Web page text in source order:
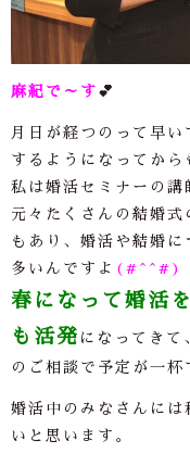
麻紀で～す 💕
月日が経つのって早
するようになってから
私は婚活セミナーの講
元々たくさんの結婚式
もあり、婚活や結婚
多いんですよ (#^^#)
春になって婚活
も活発 になってきて
のご相談で予定が一杯
婚活中のみなさんには
いと思います。